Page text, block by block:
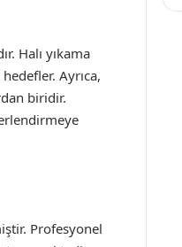
Halı yıkama
Ayrıca,
biridir.
Profesyonel